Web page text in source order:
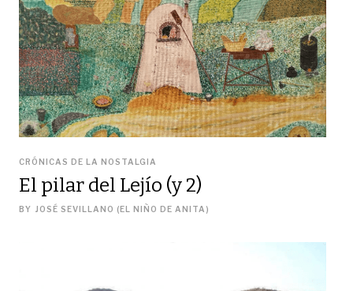
CRÓNICAS DE LA NOSTALGIA
El pilar del Lejío (y 2)
BY JOSÉ SEVILLANO (EL NIÑO DE ANITA)